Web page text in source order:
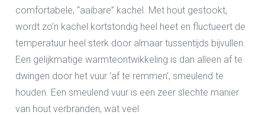
comfortabele, “aaibare” kachel. Met hout gestookt,
wordt zo’n kachel kortstondig heel heet en fluctueert de
temperatuur heel sterk door almaar tussentijds bijvullen.
Een gelijkmatige warmteontwikkeling is dan alleen af te
dwingen door het vuur ‘af te remmen’, smeulend te
houden. Een smeulend vuur is een zeer slechte manier
van hout verbranden, wat veel